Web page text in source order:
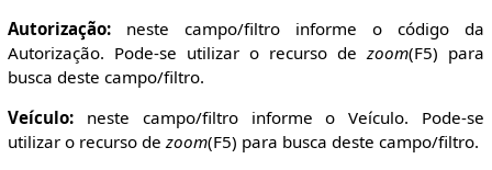
Autorização:neste campo/filtro informe o código da
Autorização. Pode-se utilizar o recurso dezoom(F5) para
busca deste campo/filtro.
Veículo:neste campo/filtro informe o Veículo. Pode-se
utilizar o recurso de zoom(F5) para busca deste campo/filtro.